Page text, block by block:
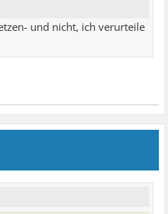
und nicht, ich verurteile